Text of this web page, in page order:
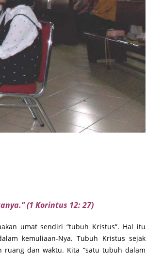
(1 Korintus 12: 27)
umat sendiri “tubuh Kristus”. Hal itu
kemuliaan-Nya. Tubuh Kristus sejak
dan waktu. Kita “satu tubuh dalam